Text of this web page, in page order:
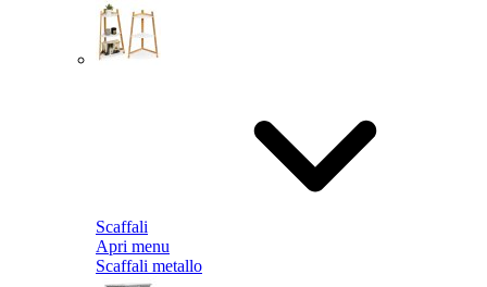
Scaffali
Apri menu
Scaffali metallo